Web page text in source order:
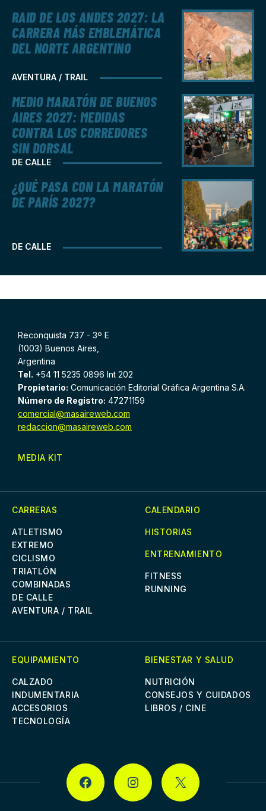
AVENTURA / TRAIL
RAID DE LOS ANDES 2027: LA
CARRERA MÁS EMBLEMÁTICA
DEL NORTE ARGENTINO
DE CALLE
MEDIO MARATÓN DE BUENOS
AIRES 2027: MEDIDAS
CONTRA LOS CORREDORES
SIN DORSAL
DE CALLE
¿QUÉ PASA CON LA MARATÓN
DE PARÍS 2027?
Reconquista 737 - 3º E
(1003) Buenos Aires,
Argentina
Tel. +54 11 5235 0896 Int 202
Propietario: Comunicación Editorial Gráfica Argentina S.A.
Número de Registro: 47271159
comercial@masaireweb.com
redaccion@masaireweb.com
MEDIA KIT
CARRERAS
ATLETISMO
EXTREMO
CICLISMO
TRIATLÓN
COMBINADAS
DE CALLE
AVENTURA / TRAIL
CALENDARIO
HISTORIAS
ENTRENAMIENTO
FITNESS
RUNNING
EQUIPAMIENTO
CALZADO
INDUMENTARIA
ACCESORIOS
TECNOLOGÍA
BIENESTAR Y SALUD
NUTRICIÓN
CONSEJOS Y CUIDADOS
LIBROS / CINE
FACEBOOK INSTAGRAMX